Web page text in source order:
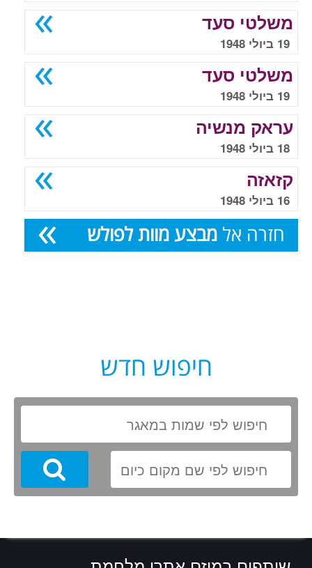
משלטי סעד
19 ביולי 1948
משלטי סעד
19 ביולי 1948
עראק מנשיה
18 ביולי 1948
קזאזה
16 ביולי 1948
חזרה אל מבצע מוות לפולש
חיפוש חדש
Search